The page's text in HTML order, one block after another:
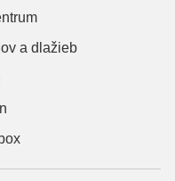
a dlažieb